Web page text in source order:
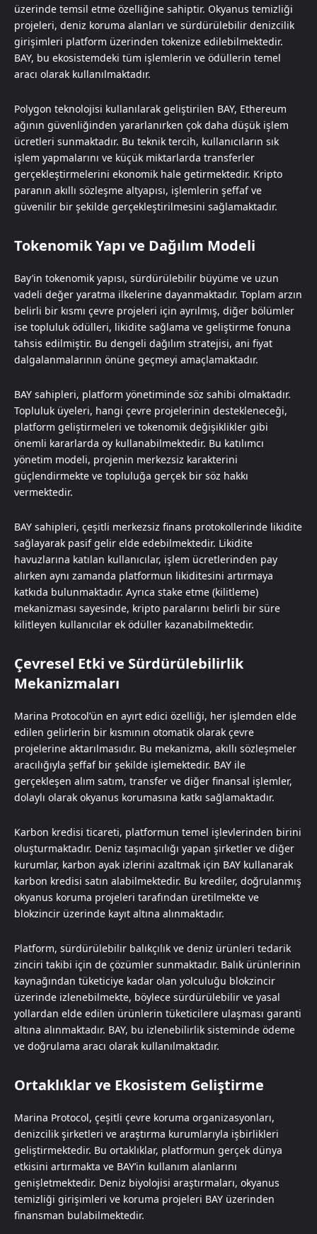
üzerinde temsil etme özelliğine sahiptir. Okyanus temizliği
projeleri, deniz koruma alanları ve sürdürülebilir denizcilik
girişimleri platform üzerinden tokenize edilebilmektedir.
BAY, bu ekosistemdeki tüm işlemlerin ve ödüllerin temel
aracı olarak kullanılmaktadır.
Polygon teknolojisi kullanılarak geliştirilen BAY, Ethereum
ağının güvenliğinden yararlanırken çok daha düşük işlem
ücretleri sunmaktadır. Bu teknik tercih, kullanıcıların sık
işlem yapmalarını ve küçük miktarlarda transferler
gerçekleştirmelerini ekonomik hale getirmektedir. Kripto
paranın akıllı sözleşme altyapısı, işlemlerin şeffaf ve
güvenilir bir şekilde gerçekleştirilmesini sağlamaktadır.
Tokenomik Yapı ve Dağılım Modeli
Bay’in tokenomik yapısı, sürdürülebilir büyüme ve uzun
vadeli değer yaratma ilkelerine dayanmaktadır. Toplam arzın
belirli bir kısmı çevre projeleri için ayrılmış, diğer bölümler
ise topluluk ödülleri, likidite sağlama ve geliştirme fonuna
tahsis edilmiştir. Bu dengeli dağılım stratejisi, ani fiyat
dalgalanmalarının önüne geçmeyi amaçlamaktadır.
BAY sahipleri, platform yönetiminde söz sahibi olmaktadır.
Topluluk üyeleri, hangi çevre projelerinin destekleneceği,
platform geliştirmeleri ve tokenomik değişiklikler gibi
önemli kararlarda oy kullanabilmektedir. Bu katılımcı
yönetim modeli, projenin merkezsiz karakterini
güçlendirmekte ve topluluğa gerçek bir söz hakkı
vermektedir.
BAY sahipleri, çeşitli merkezsiz finans protokollerinde likidite
sağlayarak pasif gelir elde edebilmektedir. Likidite
havuzlarına katılan kullanıcılar, işlem ücretlerinden pay
alırken aynı zamanda platformun likiditesini artırmaya
katkıda bulunmaktadır. Ayrıca stake etme (kilitleme)
mekanizması sayesinde, kripto paralarını belirli bir süre
kilitleyen kullanıcılar ek ödüller kazanabilmektedir.
Çevresel Etki ve Sürdürülebilirlik
Mekanizmaları
Marina Protocol’ün en ayırt edici özelliği, her işlemden elde
edilen gelirlerin bir kısmının otomatik olarak çevre
projelerine aktarılmasıdır. Bu mekanizma, akıllı sözleşmeler
aracılığıyla şeffaf bir şekilde işlemektedir. BAY ile
gerçekleşen alım satım, transfer ve diğer finansal işlemler,
dolaylı olarak okyanus korumasına katkı sağlamaktadır.
Karbon kredisi ticareti, platformun temel işlevlerinden birini
oluşturmaktadır. Deniz taşımacılığı yapan şirketler ve diğer
kurumlar, karbon ayak izlerini azaltmak için BAY kullanarak
karbon kredisi satın alabilmektedir. Bu krediler, doğrulanmış
okyanus koruma projeleri tarafından üretilmekte ve
blokzincir üzerinde kayıt altına alınmaktadır.
Platform, sürdürülebilir balıkçılık ve deniz ürünleri tedarik
zinciri takibi için de çözümler sunmaktadır. Balık ürünlerinin
kaynağından tüketiciye kadar olan yolculuğu blokzincir
üzerinde izlenebilmekte, böylece sürdürülebilir ve yasal
yollardan elde edilen ürünlerin tüketicilere ulaşması garanti
altına alınmaktadır. BAY, bu izlenebilirlik sisteminde ödeme
ve doğrulama aracı olarak kullanılmaktadır.
Ortaklıklar ve Ekosistem Geliştirme
Marina Protocol, çeşitli çevre koruma organizasyonları,
denizcilik şirketleri ve araştırma kurumlarıyla işbirlikleri
geliştirmektedir. Bu ortaklıklar, platformun gerçek dünya
etkisini artırmakta ve BAY’in kullanım alanlarını
genişletmektedir. Deniz biyolojisi araştırmaları, okyanus
temizliği girişimleri ve koruma projeleri BAY üzerinden
finansman bulabilmektedir.